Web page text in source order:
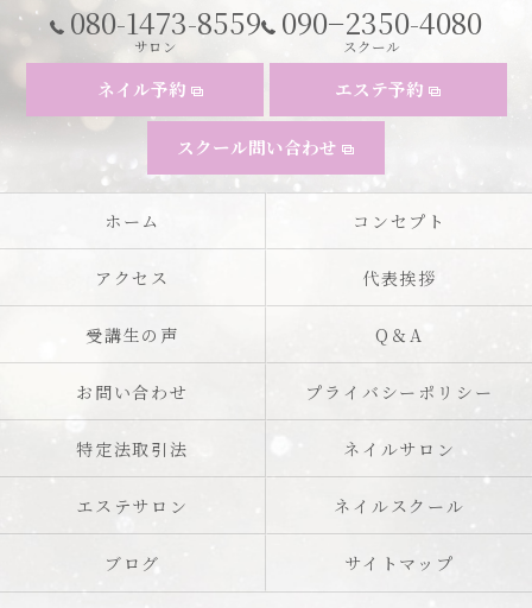
080-1473-8559
サロン
090−2350-4080
スクール
ネイル予約
スクール問い合わせ
エステ予約
ホーム コンセプト
アクセス 代表挨拶
受講生の声 Q＆A
お問い合わせ プライバシーポリシー
特定法取引法 ネイルサロン
エステサロン ネイルスクール
ブログ サイトマップ